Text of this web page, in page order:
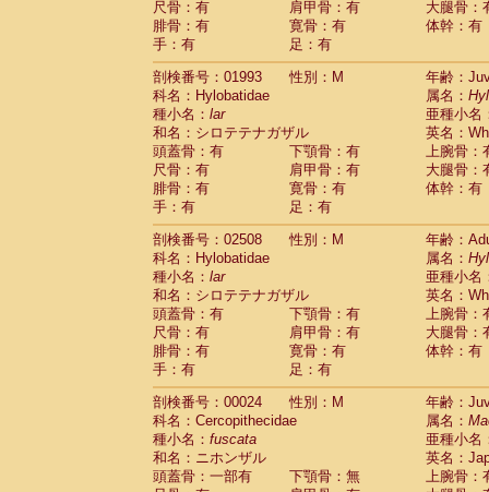
CercopithecidaeMiopithecus talapoin
CercopithecidaeCercopithecinae spp.
CercopithecidaeColobus angolensis
CercopithecidaeColobus guereza (0)
Cercopithecidae Colobus polykomos
Cercopithecidae Piliocolobus badius
Cercopithecidae Kasi senex vetulus(0)
CercopithecidaeKasi senex
CercopithecidaeNasalis larvatus(0)
CercopithecidaePresbytes
CercopithecidaePygathrix nemaeus
CercopithecidaeSemnopithecus
Cercopithecidae
Trachypithecus
Cercopithecidae
Trachypithecus
Cercopithecidae
Trachypithecus
CercopithecidaeTrachypithecus
CercopithecidaeColobinae spp.(0)
CercopithecidaePresbytesinaespp.(0)
CercopithecidaeCercopithecidae
HylobatidaeHoolock hoolock(0)
HylobatidaeHylobates agilis
HylobatidaeHylobates klossii (0)
Hylobatidae
HylobatidaeHylobates moloch(0)
Hylobatidae Hylobates muelleri
尺骨：有
肩甲骨：有
大腿骨：
腓骨：有
寛骨：有
体幹：有
手：有
足：有
剖検番号：01993
性別：M
年齢：
科名：Hylobatidae
属名：
種小名： lar
亜種小名
和名：シロテテナガザル
英名：
頭蓋骨：有
下顎骨：有
上腕骨：
尺骨：有
肩甲骨：有
大腿骨：
腓骨：有
寛骨：有
体幹：有
手：有
足：有
剖検番号：02508
性別：M
年齢：
科名：Hylobatidae
属名：
種小名： lar
亜種小名
和名：シロテテナガザル
英名：
頭蓋骨：有
下顎骨：有
上腕骨：
尺骨：有
肩甲骨：有
大腿骨：
腓骨：有
寛骨：有
体幹：有
手：有
足：有
剖検番号：00024
性別：M
年齢：
科名：Cercopithecidae
属名：
種小名： fuscata
亜種小名
和名：ニホンザル
英名：
頭蓋骨：一部有
下顎骨：無
上腕骨：